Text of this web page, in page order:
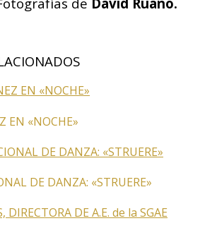
EN «NOCHE»
DE DANZA: «STRUERE»